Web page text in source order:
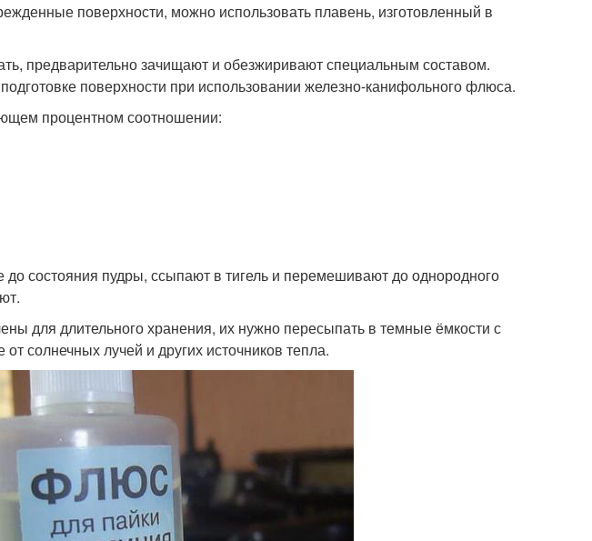
поверхности, можно использовать плавень, изготовленный в
предварительно зачищают и обезжиривают специальным составом.
поверхности при использовании железно-канифольного флюса.
процентном соотношении:
состояния пудры, ссыпают в тигель и перемешивают до однородного
для длительного хранения, их нужно пересыпать в темные ёмкости с
солнечных лучей и других источников тепла.